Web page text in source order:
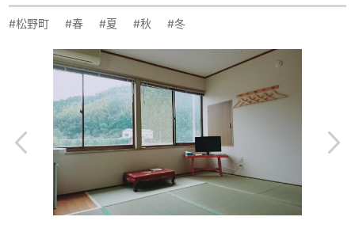
体験・施設紹介
ダウンロード
ムービー
愛媛県グリーン・ツーリズム推進協議会について
お問い合わせ サイトマップ
#松野町 #春 #夏 #秋 #冬